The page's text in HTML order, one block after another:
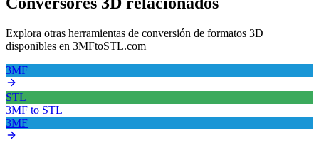
Explora otras herramientas de conversión de formatos 3D
disponibles en 3MFtoSTL.com
3MF
STL
3MF to STL
3MF